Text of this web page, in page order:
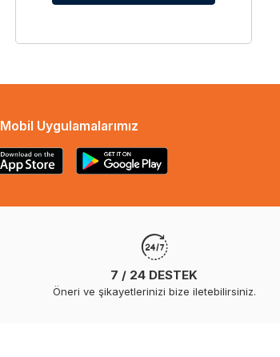
Mobil Uygulamalarımız
7 / 24 DESTEK
Öneri ve şikayetlerinizi bize iletebilirsiniz.